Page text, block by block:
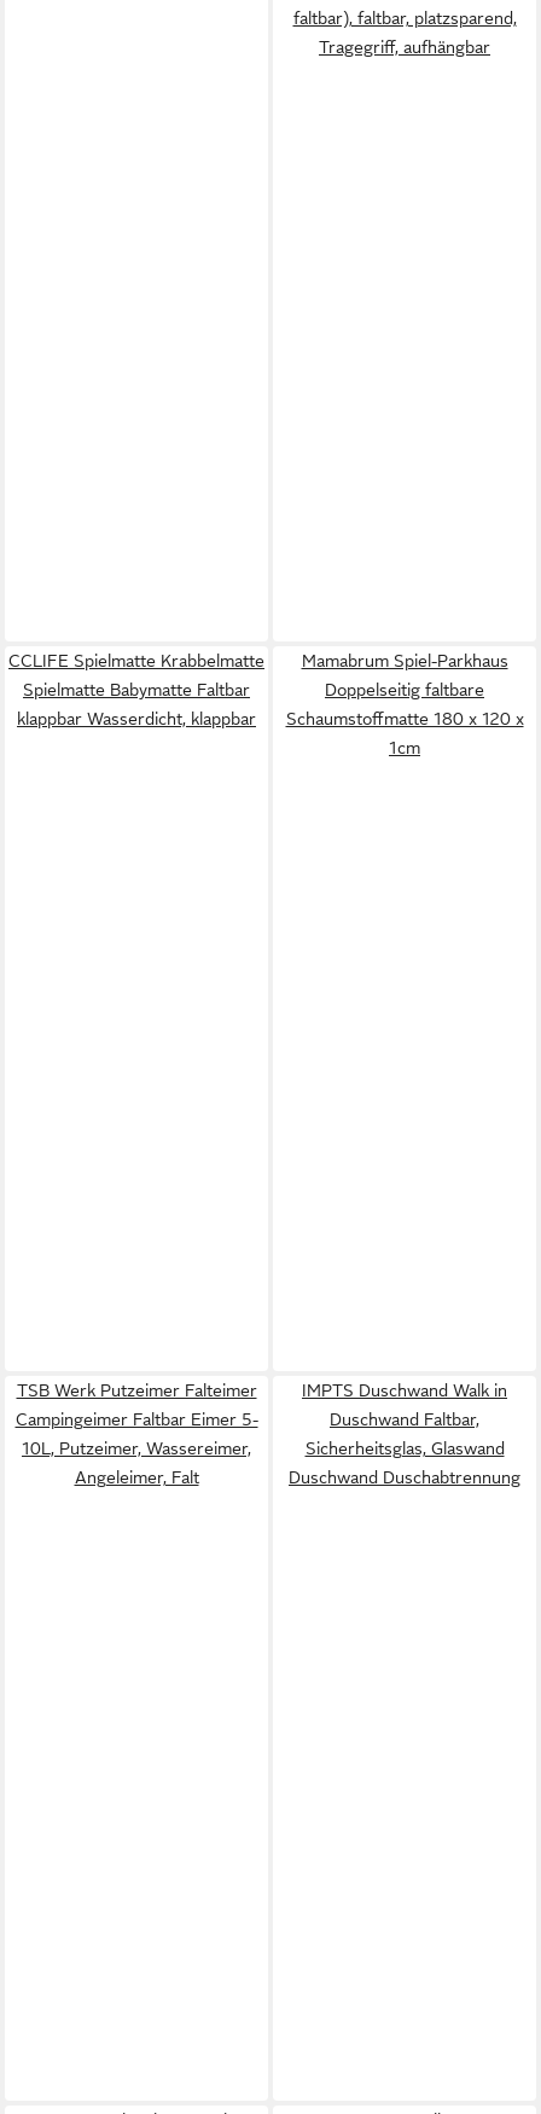
faltbar), faltbar, platzsparend,
Tragegriff, aufhängbar
CCLIFE Spielmatte Krabbelmatte
Spielmatte Babymatte Faltbar
klappbar Wasserdicht, klappbar
Mamabrum Spiel-Parkhaus
Doppelseitig faltbare
Schaumstoffmatte 180 x 120 x
1cm
TSB Werk Putzeimer Falteimer
Campingeimer Faltbar Eimer 5-
10L, Putzeimer, Wassereimer,
Angeleimer, Falt
IMPTS Duschwand Walk in
Duschwand Faltbar,
Sicherheitsglas, Glaswand
Duschwand Duschabtrennung